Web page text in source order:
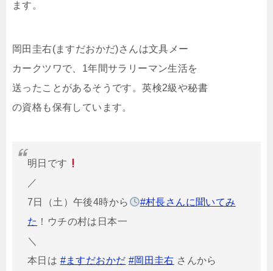
ます。
岡田圭右(ますだおかだ)さんは文具メー
カークツワで、1年間サラリーマン生活を
送ったことがあるそうです。英検2級や秘書
の資格も保有しています。
明日です
／
7日（土）午後4時から
#村長さんに聞いてみ
た ！ウチの村は日本一
＼
本日は #ますだおかだ #岡田圭右 さんから